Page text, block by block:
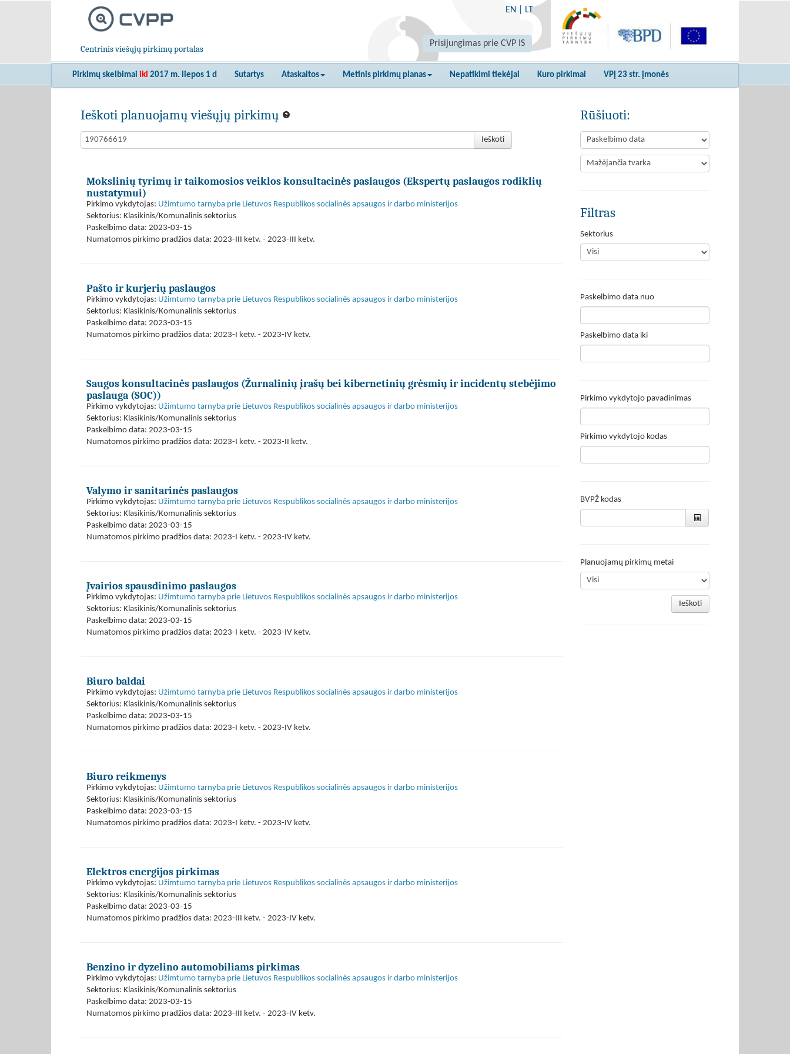
Centrinis viešųjų pirkimų portalas
EN LT
Prisijungimas prie CVP IS
Pirkimų skelbimai iki 2017 m. liepos 1 d Sutartys Ataskaitos Metinis pirkimų planas Nepatikimi tiekėjai Kuro pirkimai VPĮ 23 str. įmonės
Ieškoti planuojamų viešųjų pirkimų
Ieškoti
Mokslinių tyrimų ir taikomosios veiklos konsultacinės paslaugos (Ekspertų paslaugos rodiklių
nustatymui)
Pirkimo vykdytojas: Užimtumo tarnyba prie Lietuvos Respublikos socialinės apsaugos ir darbo ministerijos
Sektorius: Klasikinis/Komunalinis sektorius
Paskelbimo data: 2023-03-15
Numatomos pirkimo pradžios data: 2023-III ketv. - 2023-III ketv.
Pašto ir kurjerių paslaugos
Pirkimo vykdytojas: Užimtumo tarnyba prie Lietuvos Respublikos socialinės apsaugos ir darbo ministerijos
Sektorius: Klasikinis/Komunalinis sektorius
Paskelbimo data: 2023-03-15
Numatomos pirkimo pradžios data: 2023-I ketv. - 2023-IV ketv.
Saugos konsultacinės paslaugos (Žurnalinių įrašų bei kibernetinių grėsmių ir incidentų stebėjimo
paslauga (SOC))
Pirkimo vykdytojas: Užimtumo tarnyba prie Lietuvos Respublikos socialinės apsaugos ir darbo ministerijos
Sektorius: Klasikinis/Komunalinis sektorius
Paskelbimo data: 2023-03-15
Numatomos pirkimo pradžios data: 2023-I ketv. - 2023-II ketv.
Valymo ir sanitarinės paslaugos
Pirkimo vykdytojas: Užimtumo tarnyba prie Lietuvos Respublikos socialinės apsaugos ir darbo ministerijos
Sektorius: Klasikinis/Komunalinis sektorius
Paskelbimo data: 2023-03-15
Numatomos pirkimo pradžios data: 2023-I ketv. - 2023-IV ketv.
Įvairios spausdinimo paslaugos
Pirkimo vykdytojas: Užimtumo tarnyba prie Lietuvos Respublikos socialinės apsaugos ir darbo ministerijos
Sektorius: Klasikinis/Komunalinis sektorius
Paskelbimo data: 2023-03-15
Numatomos pirkimo pradžios data: 2023-I ketv. - 2023-IV ketv.
Biuro baldai
Pirkimo vykdytojas: Užimtumo tarnyba prie Lietuvos Respublikos socialinės apsaugos ir darbo ministerijos
Sektorius: Klasikinis/Komunalinis sektorius
Paskelbimo data: 2023-03-15
Numatomos pirkimo pradžios data: 2023-I ketv. - 2023-IV ketv.
Biuro reikmenys
Pirkimo vykdytojas: Užimtumo tarnyba prie Lietuvos Respublikos socialinės apsaugos ir darbo ministerijos
Sektorius: Klasikinis/Komunalinis sektorius
Paskelbimo data: 2023-03-15
Numatomos pirkimo pradžios data: 2023-I ketv. - 2023-IV ketv.
Elektros energijos pirkimas
Pirkimo vykdytojas: Užimtumo tarnyba prie Lietuvos Respublikos socialinės apsaugos ir darbo ministerijos
Sektorius: Klasikinis/Komunalinis sektorius
Paskelbimo data: 2023-03-15
Numatomos pirkimo pradžios data: 2023-III ketv. - 2023-IV ketv.
Benzino ir dyzelino automobiliams pirkimas
Pirkimo vykdytojas: Užimtumo tarnyba prie Lietuvos Respublikos socialinės apsaugos ir darbo ministerijos
Sektorius: Klasikinis/Komunalinis sektorius
Paskelbimo data: 2023-03-15
Numatomos pirkimo pradžios data: 2023-III ketv. - 2023-IV ketv.
Rūšiuoti:
Filtras
Sektorius
Paskelbimo data nuo
Paskelbimo data iki
Pirkimo vykdytojo pavadinimas
Pirkimo vykdytojo kodas
BVPŽ kodas
Planuojamų pirkimų metai
Ieškoti